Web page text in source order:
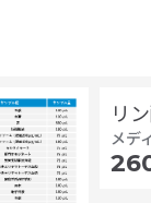
リ
メデ